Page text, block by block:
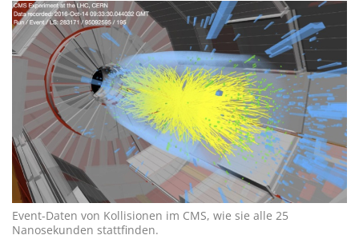
Event-Daten von Kollisionen im CMS, wie sie alle 25
Nanosekunden stattfinden.